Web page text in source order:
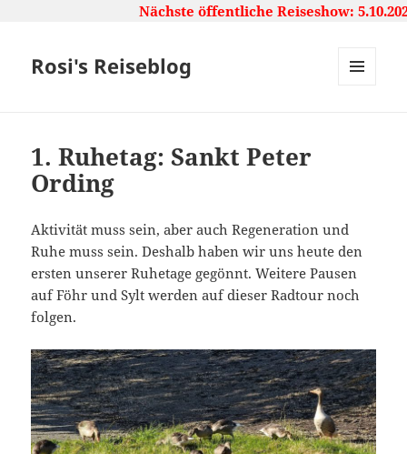
Nächste öffentliche Reiseshow:
Rosi's Reiseblog
1. Ruhetag: Sankt Peter
Ording
Aktivität muss sein, aber auch Regeneration und
Ruhe muss sein. Deshalb haben wir uns heute den
ersten unserer Ruhetage gegönnt. Weitere Pausen
auf Föhr und Sylt werden auf dieser Radtour noch
folgen.